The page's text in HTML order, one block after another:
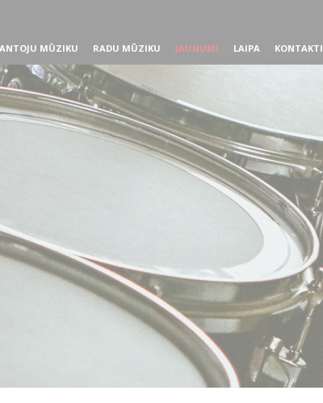
MŪZIKU RADU MŪZIKU JAUNUMI LAIPA KONTAKTI